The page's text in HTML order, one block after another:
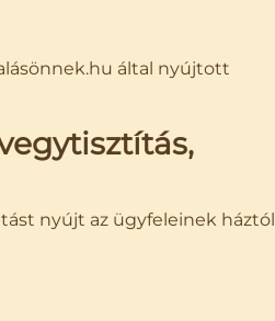
által nyújtott
nyújt az ügyfeleinek háztól